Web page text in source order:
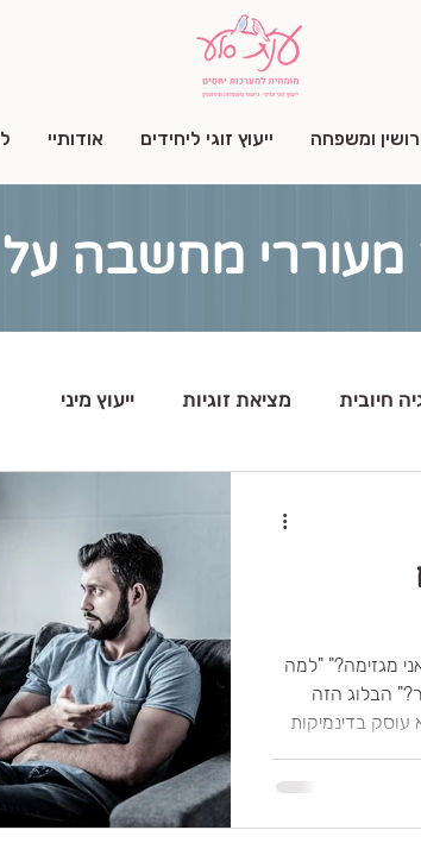
ומשפחה ייעוץ זוגי ליחידים אודותיי
מחשבה על
חיובית מציאת זוגיות ייעוץ מיני
מגזימה?" "למה
הבלוג הזה
בדינמיקות
במגע, בשתיקות,
סדר בבלבול, לתת